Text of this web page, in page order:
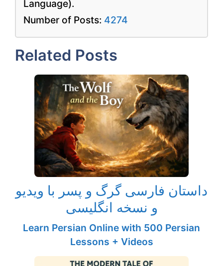
Language).
Number of Posts: 4274
Related Posts
داستان فارسی گرگ و پسر با ویدیو
و نسخه انگلیسی
Learn Persian Online with 500 Persian
Lessons + Videos